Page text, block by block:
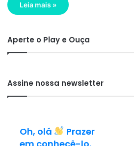
Leia mais »
Aperte o Play e Ouça
Assine nossa newsletter
Oh, olá
Prazer